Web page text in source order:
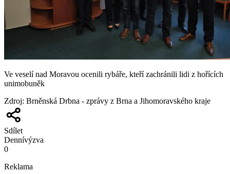
Ve veselí nad Moravou ocenili rybáře, kteří zachránili lidi z hořících
unimobuněk
Zdroj: Brněnská Drbna - zprávy z Brna a Jihomoravského kraje
Sdílet
Dennívýzva
0
Reklama